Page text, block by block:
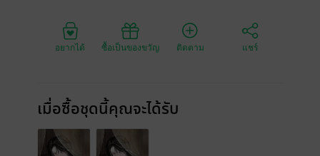
อยากได้ ซื้อเป็นของขวัญ ติดตาม แชร์
เมื่อซื้อชุดนี้คุณจะได้รับ